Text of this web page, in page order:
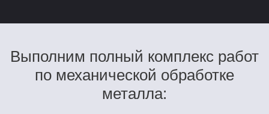
Выполним полный комплекс работ
по механической обработке
металла: